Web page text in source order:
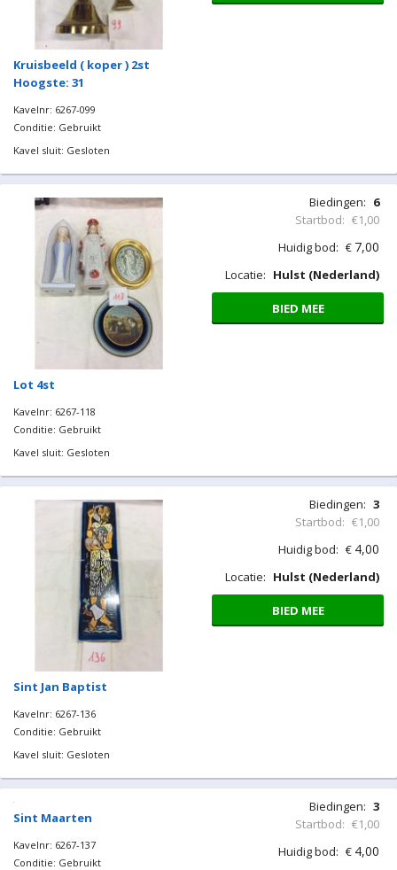
Kruisbeeld ( koper ) 2st
Hoogste: 31
Kavelnr: 6267-099
Conditie: Gebruikt
Kavel sluit: Gesloten
Lot 4st
Kavelnr: 6267-118
Conditie: Gebruikt
Kavel sluit: Gesloten
Biedingen: 6
Startbod: €1,00
Huidig bod: € 7,00
Locatie: Hulst (Nederland)
BIED MEE
Sint Jan Baptist
Kavelnr: 6267-136
Conditie: Gebruikt
Kavel sluit: Gesloten
Biedingen: 3
Startbod: €1,00
Huidig bod: € 4,00
Locatie: Hulst (Nederland)
BIED MEE
Sint Maarten
Kavelnr: 6267-137
Conditie: Gebruikt
Biedingen: 3
Startbod: €1,00
Huidig bod: € 4,00